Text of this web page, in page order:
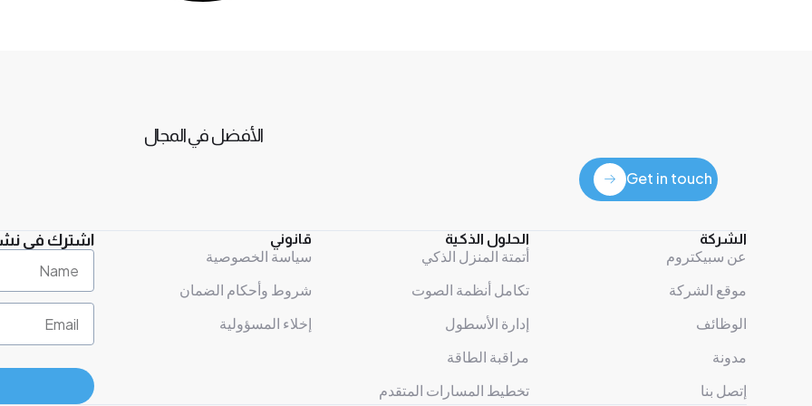
الأفضل في المجال
Get in touch
Get in touch
الشركة
عن سبيكتروم
موقع الشركة
الوظائف
مدونة
إتصل بنا
الحلول الذكية
أتمتة المنزل الذكي
تكامل أنظمة الصوت
إدارة الأسطول
مراقبة الطاقة
تخطيط المسارات المتقدم
قانوني
سياسة الخصوصية
شروط وأحكام الضمان
إخلاء المسؤولية
اشترك في